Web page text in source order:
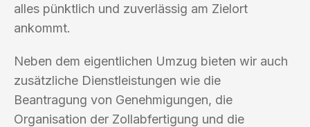
alles pünktlich und zuverlässig am Zielort
ankommt.
Neben dem eigentlichen Umzug bieten wir auch
zusätzliche Dienstleistungen wie die
Beantragung von Genehmigungen, die
Organisation der Zollabfertigung und die